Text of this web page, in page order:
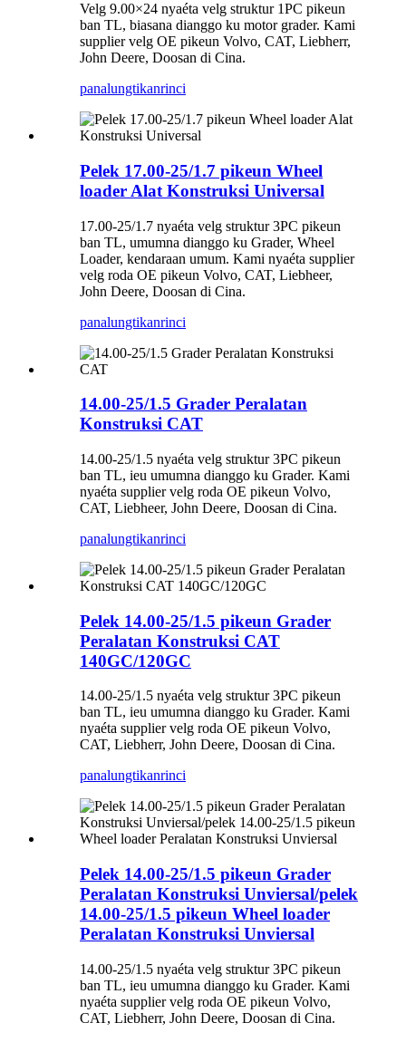
Velg 9.00×24 nyaéta velg struktur 1PC pikeun
ban TL, biasana dianggo ku motor grader. Kami
supplier velg OE pikeun Volvo, CAT, Liebherr,
John Deere, Doosan di Cina.
panalungtikanrinci
Pelek 17.00-25/1.7 pikeun Wheel
loader Alat Konstruksi Universal
17.00-25/1.7 nyaéta velg struktur 3PC pikeun
ban TL, umumna dianggo ku Grader, Wheel
Loader, kendaraan umum. Kami nyaéta supplier
velg roda OE pikeun Volvo, CAT, Liebheer,
John Deere, Doosan di Cina.
panalungtikanrinci
14.00-25/1.5 Grader Peralatan
Konstruksi CAT
14.00-25/1.5 nyaéta velg struktur 3PC pikeun
ban TL, ieu umumna dianggo ku Grader. Kami
nyaéta supplier velg roda OE pikeun Volvo,
CAT, Liebheer, John Deere, Doosan di Cina.
panalungtikanrinci
Pelek 14.00-25/1.5 pikeun Grader
Peralatan Konstruksi CAT
140GC/120GC
14.00-25/1.5 nyaéta velg struktur 3PC pikeun
ban TL, ieu umumna dianggo ku Grader. Kami
nyaéta supplier velg roda OE pikeun Volvo,
CAT, Liebherr, John Deere, Doosan di Cina.
panalungtikanrinci
Pelek 14.00-25/1.5 pikeun Grader
Peralatan Konstruksi Unviersal/pelek
14.00-25/1.5 pikeun Wheel loader
Peralatan Konstruksi Unviersal
14.00-25/1.5 nyaéta velg struktur 3PC pikeun
ban TL, ieu umumna dianggo ku Grader. Kami
nyaéta supplier velg roda OE pikeun Volvo,
CAT, Liebherr, John Deere, Doosan di Cina.